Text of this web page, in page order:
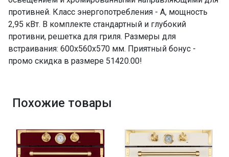
ПРОМО Скидка =51420.00
противней. Класс энергопотребления - A, мощность
2,95 кВт. В комплекте стандартный и глубокий
противни, решетка для гриля. Размеры для
встраивания: 600х560х570 мм. Приятный бонус -
промо скидка в размере 51420.00!
Похожие товары